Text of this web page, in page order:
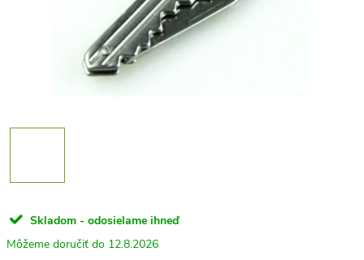
Skladom - odosielame ihneď
12.8.2026